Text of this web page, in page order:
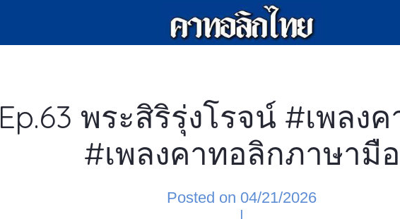
Ep.63 พระสิริรุ่งโรจน์ #เพลง
#เพลงคาทอลิกภาษามือ
Posted on 04/21/2026